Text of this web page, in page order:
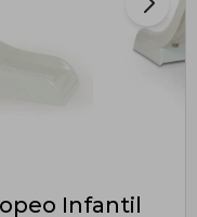
Infantil